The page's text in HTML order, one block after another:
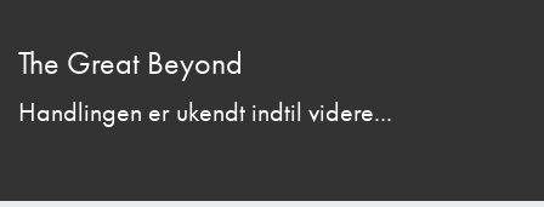
The Great Beyond
Handlingen er ukendt indtil videre...